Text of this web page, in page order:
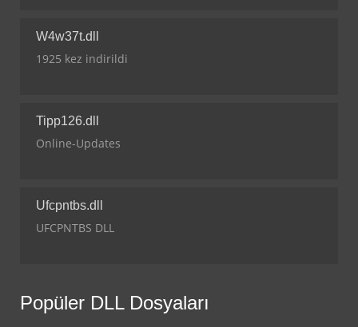
W4w37t.dll
1925 kez indirildi
Tipp126.dll
Online-Updates
Ufcpntbs.dll
UFCPNTBS DLL
Popüler DLL Dosyaları